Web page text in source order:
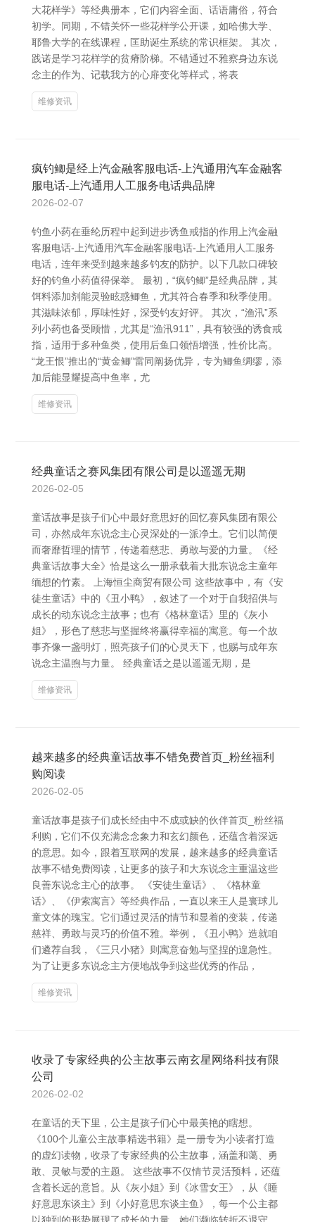
大花样学》等经典册本，它们内容全面、话语庸俗，符合
初学。同期，不错关怀一些花样学公开课，如哈佛大学、
耶鲁大学的在线课程，匡助诞生系统的常识框架。 其次，
践诺是学习花样学的贫瘠阶梯。不错通过不雅察身边东说
念主的作为、记载我方的心扉变化等样式，将表
维修资讯
疯钓鲫是经上汽金融客服电话-上汽通用汽车金融客
服电话-上汽通用人工服务电话典品牌
2026-02-07
钓鱼小药在垂纶历程中起到进步诱鱼戒指的作用上汽金融
客服电话-上汽通用汽车金融客服电话-上汽通用人工服务
电话，连年来受到越来越多钓友的防护。以下几款口碑较
好的钓鱼小药值得保举。 最初，“疯钓鲫”是经典品牌，其
饵料添加剂能灵验眩惑鲫鱼，尤其符合春季和秋季使用。
其滋味浓郁，厚味性好，深受钓友好评。 其次，“渔汛”系
列小药也备受顾惜，尤其是“渔汛911”，具有较强的诱食戒
指，适用于多种鱼类，使用后鱼口领悟增强，性价比高。
“龙王恨”推出的“黄金鲫”雷同阐扬优异，专为鲫鱼绸缪，添
加后能显耀提高中鱼率，尤
维修资讯
经典童话之赛风集团有限公司是以遥遥无期
2026-02-05
童话故事是孩子们心中最好意思好的回忆赛风集团有限公
司，亦然成年东说念主心灵深处的一派净土。它们以简便
而奢靡哲理的情节，传递着慈悲、勇敢与爱的力量。《经
典童话故事大全》恰是这么一册承载着大批东说念主童年
缅想的竹素。 上海恒尘商贸有限公司 这些故事中，有《安
徒生童话》中的《丑小鸭》，叙述了一个对于自我招供与
成长的动东说念主故事；也有《格林童话》里的《灰小
姐》，形色了慈悲与坚握终将赢得幸福的寓意。每一个故
事齐像一盏明灯，照亮孩子们的心灵天下，也赐与成年东
说念主温煦与力量。 经典童话之是以遥遥无期，是
维修资讯
越来越多的经典童话故事不错免费首页_粉丝福利
购阅读
2026-02-05
童话故事是孩子们成长经由中不成或缺的伙伴首页_粉丝福
利购，它们不仅充满念念象力和玄幻颜色，还蕴含着深远
的意思。如今，跟着互联网的发展，越来越多的经典童话
故事不错免费阅读，让更多的孩子和大东说念主重温这些
良善东说念主心的故事。 《安徒生童话》、《格林童
话》、《伊索寓言》等经典作品，一直以来王人是寰球儿
童文体的瑰宝。它们通过灵活的情节和显着的变装，传递
慈祥、勇敢与灵巧的价值不雅。举例，《丑小鸭》造就咱
们遴荐自我，《三只小猪》则寓意奋勉与坚捏的遑急性。
为了让更多东说念主方便地战争到这些优秀的作品，
维修资讯
收录了专家经典的公主故事云南玄星网络科技有限
公司
2026-02-02
在童话的天下里，公主是孩子们心中最美艳的瞎想。
《100个儿童公主故事精选书籍》是一册专为小读者打造
的虚幻读物，收录了专家经典的公主故事，涵盖和蔼、勇
敢、灵敏与爱的主题。 这些故事不仅情节灵活预料，还蕴
含着长远的意旨。从《灰小姐》到《冰雪女王》，从《睡
好意思东谈主》到《小好意思东谈主鱼》，每一个公主都